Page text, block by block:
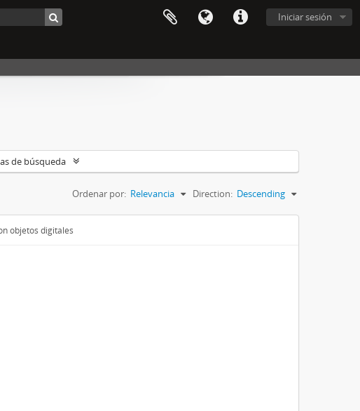
Iniciar sesión
de búsqueda
Ordenar por: Relevancia Direction: Descending
objetos digitales